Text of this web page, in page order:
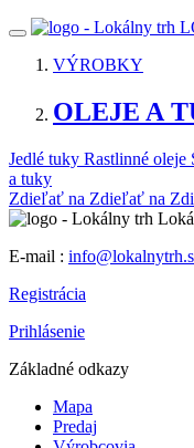
VÝROBKY
OLEJE A
Jedlé tuky Rastlinné oleje
a tuky
Zdieľať na Zdieľať na
E-mail :
Registrácia
Prihlásenie
Základné odkazy
Mapa
Predaj